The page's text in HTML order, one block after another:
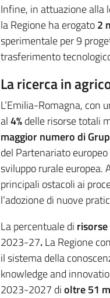
Infine, in attuazione alla
la Regione ha erogato2
sperimentale per 9
trasferimento
La ricerca in
L’Emilia-Romagna, con
al4%delle risorse totali
maggior numero di
del Partenariato
sviluppo rurale europea.
principali ostacoli ai
l’adozione di nuove
La percentuale di
2023-27.La Regione
il sistema della
knowledge and
2023-2027 dioltre 51